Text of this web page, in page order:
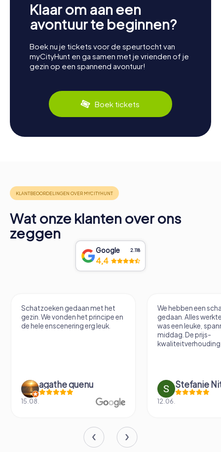
Klaar om aan een
avontuur te beginnen?
Boek nu je tickets voor de speurtocht van
myCityHunt en ga samen met je vrienden of je
gezin op een spannend avontuur!
Boek tickets
Wat onze klanten over ons
zeggen
Google 2.118
4,4
Schatzoeken gedaan met het
gezin. We vonden het principe en
de hele enscenering erg leuk.
agathe quenu
15.08.
We hebben een
gedaan. Alles
was een leuke,
middag. De prijs-
kwaliteitverhouding
Stefanie
12.06.